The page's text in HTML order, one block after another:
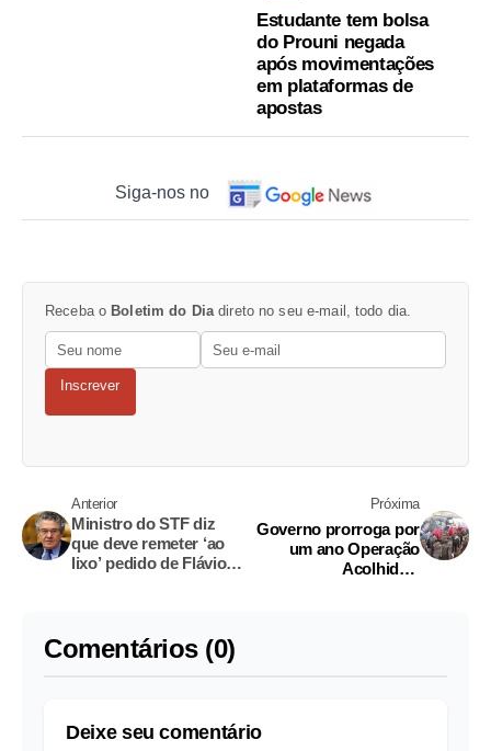
Estudante tem bolsa
do Prouni negada
após movimentações
em plataformas de
apostas
Siga-nos no
Receba o Boletim do Dia direto no seu e-mail, todo dia.
Inscrever
Anterior
Ministro do STF diz
que deve remeter ‘ao
lixo’ pedido de Flávio
Próxima
Governo prorroga por
um ano Operação
Acolhida a
Comentários (0)
Deixe seu comentário